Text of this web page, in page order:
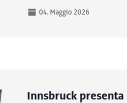
04. Maggio 2026
Innsbruck